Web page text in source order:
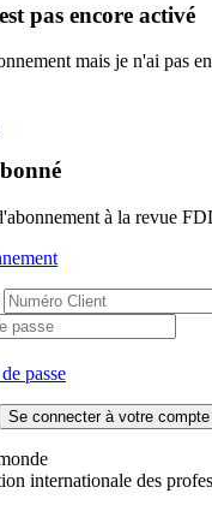
pas encore activé
mais je n'ai pas
à la revue
passe
internationale des